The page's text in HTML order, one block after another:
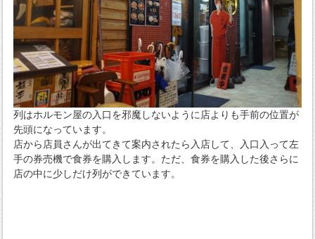
列はホルモン屋の入口を邪魔しないように店よりも手前の位置が
先頭になっています。
店から店員さんが出てきて案内されたら入店して、入口入って左
手の券売機で食券を購入します。ただ、食券を購入した後さらに
店の中に少しだけ列ができています。